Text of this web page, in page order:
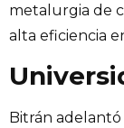
metalurgia de
alta eficiencia
Bitrán adelantó